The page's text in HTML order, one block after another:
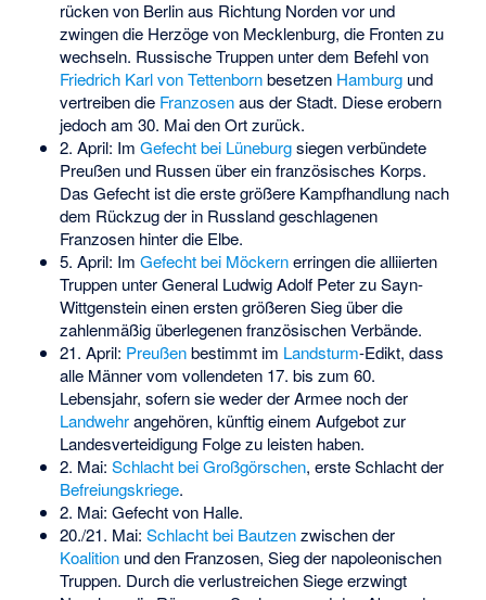
rücken von Berlin aus Richtung Norden vor und
zwingen die Herzöge von Mecklenburg, die Fronten zu
wechseln. Russische Truppen unter dem Befehl von
Friedrich Karl von Tettenbornbesetzen Hamburgund
vertreiben die Franzosenaus der Stadt. Diese erobern
jedoch am 30. Mai den Ort zurück.
2. April: Im Gefecht bei Lüneburgsiegen verbündete
Preußen und Russen über ein französisches Korps.
Das Gefecht ist die erste größere Kampfhandlung nach
dem Rückzug der in Russland geschlagenen
Franzosen hinter die Elbe.
5. April: Im Gefecht bei Möckernerringen die alliierten
Truppen unter General Ludwig Adolf Peter zu Sayn-
Wittgenstein einen ersten größeren Sieg über die
zahlenmäßig überlegenen französischen Verbände.
21. April: Preußenbestimmt im Landsturm-Edikt, dass
alle Männer vom vollendeten 17. bis zum 60.
Lebensjahr, sofern sie weder der Armee noch der
Landwehrangehören, künftig einem Aufgebot zur
Landesverteidigung Folge zu leisten haben.
2. Mai: Schlacht bei Großgörschen, erste Schlacht der
Befreiungskriege.
2. Mai: Gefecht von Halle.
20./21. Mai: Schlacht bei Bautzenzwischen der
Koalitionund den Franzosen, Sieg der napoleonischen
Truppen. Durch die verlustreichen Siege erzwingt